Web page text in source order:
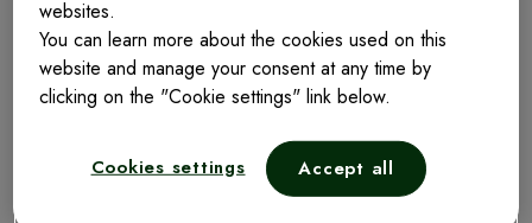
distribuzione o caricamento, in modo totale o parziale. Le sole
copie autorizzate sono solo quelle destinate esclusivamente
ad uso privato e personale, con espressa esclusione dell’uso
con qualsiasi finalità commerciale.
a utilizzare copyright o proprietà intellettuali contenute nel Sito
websites.
You can learn more about the cookies used on this
website and manage your consent at any time by
clicking on the "Cookie settings" link below.
Cookies settings Accept all